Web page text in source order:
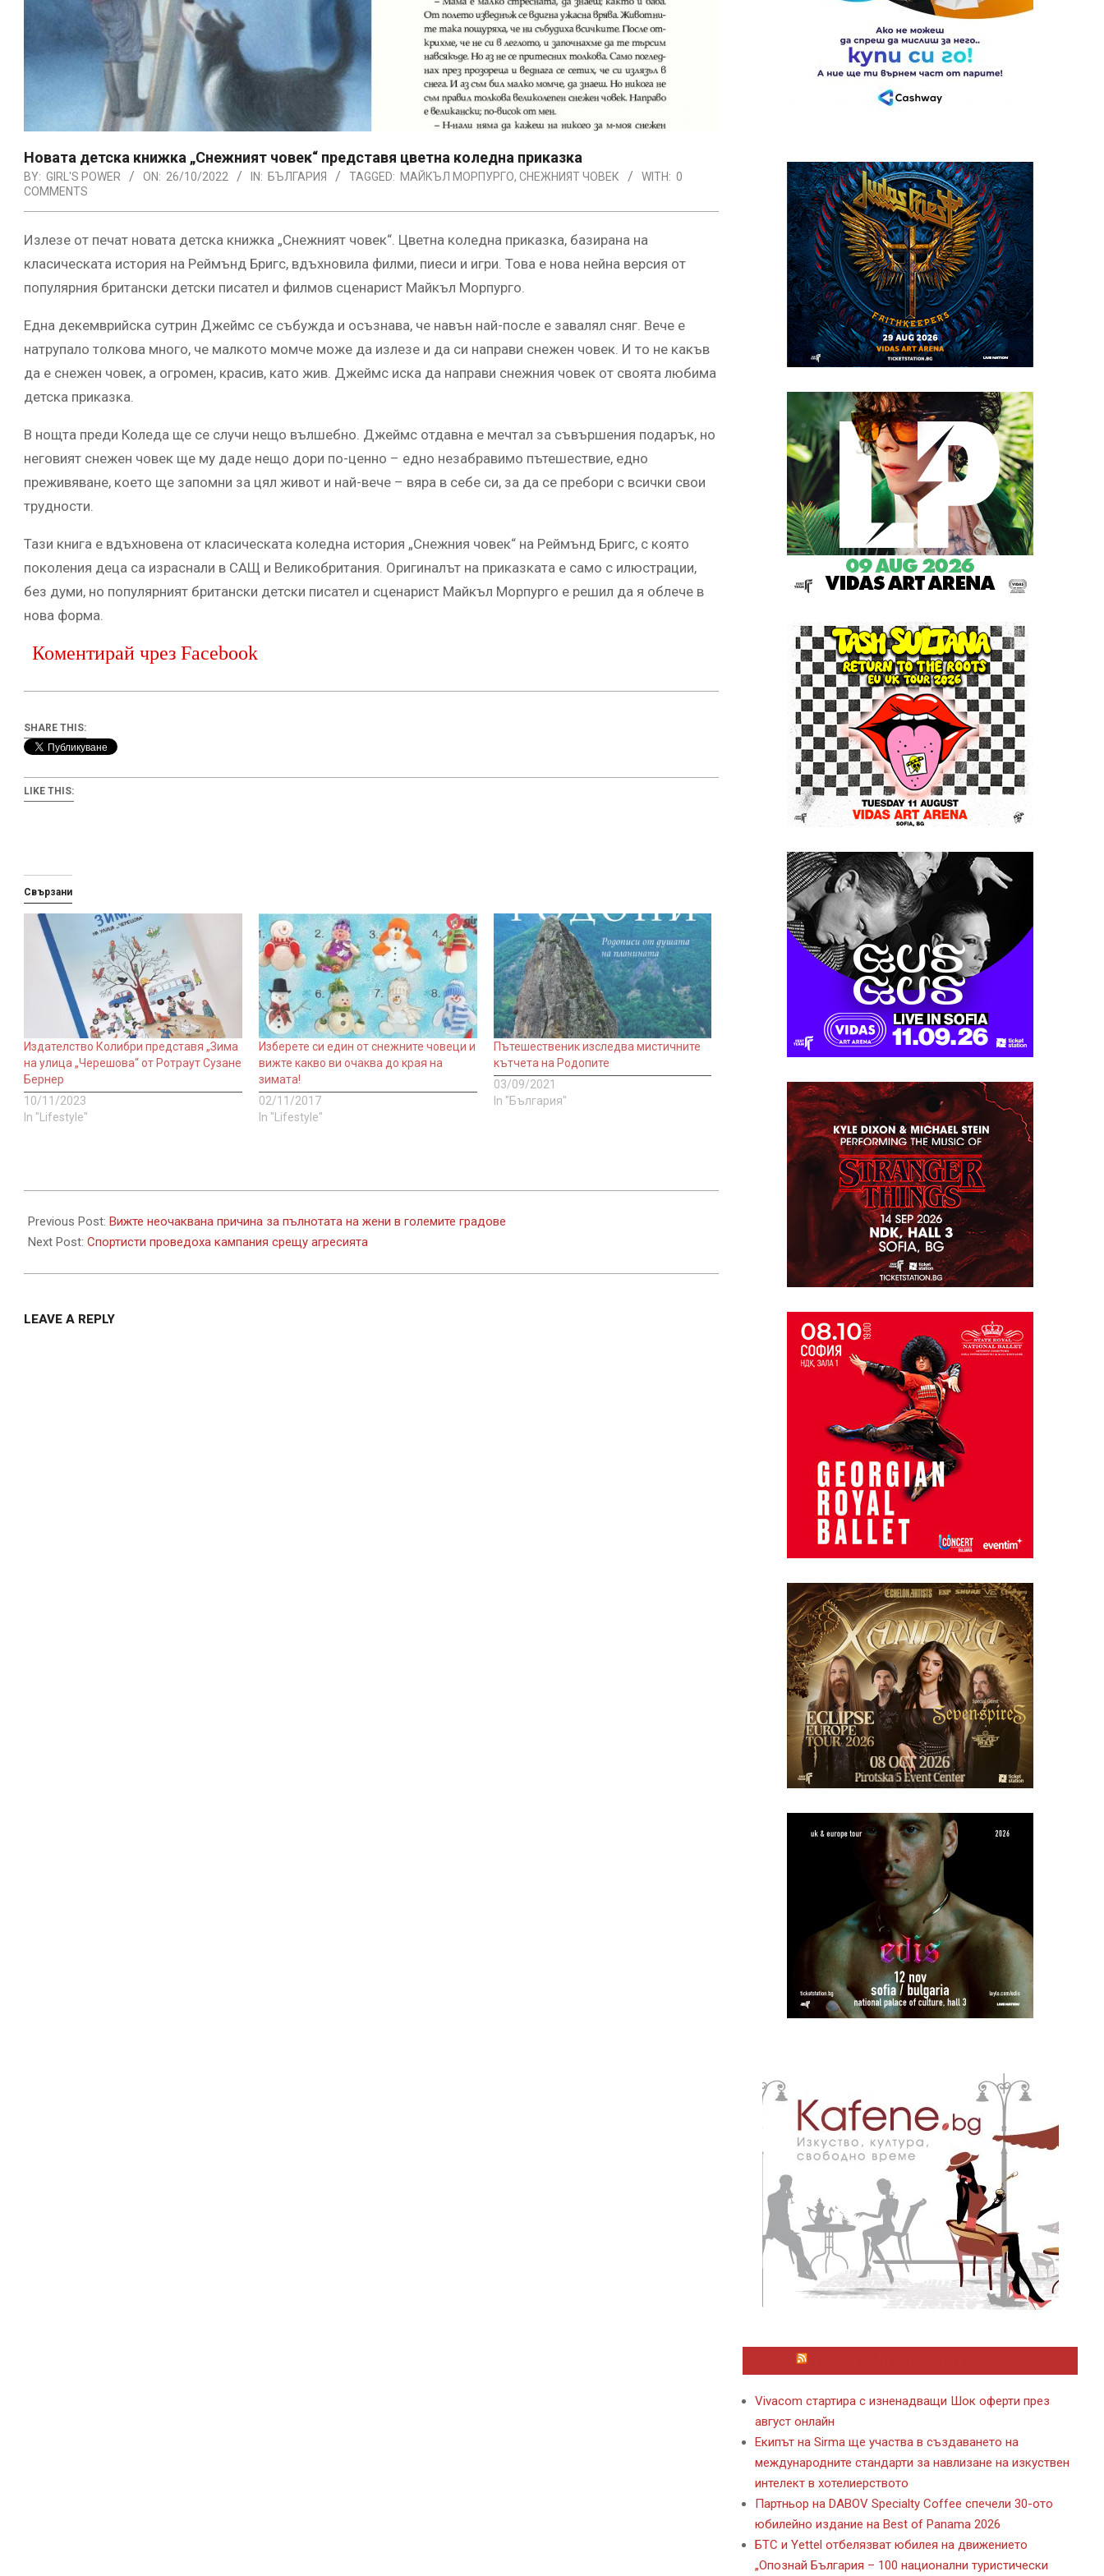
Новата детска книжка „Снежният човек“ представя цветна коледна приказка
BY: GIRL'S POWER ON: 26/10/2022 IN: БЪЛГАРИЯ TAGGED: МАЙКЪЛ МОРПУРГО, СНЕЖНИЯТ ЧОВЕК WITH: 0
COMMENTS
Излезе от печат новата детска книжка „Снежният човек“. Цветна коледна приказка, базирана на
класическата история на Реймънд Бригс, вдъхновила филми, пиеси и игри. Това е нова нейна версия от
популярния британски детски писател и филмов сценарист Майкъл Морпурго.
Една декемврийска сутрин Джеймс се събужда и осъзнава, че навън най-после е завалял сняг. Вече е
натрупало толкова много, че малкото момче може да излезе и да си направи снежен човек. И то не какъв
да е снежен човек, а огромен, красив, като жив. Джеймс иска да направи снежния човек от своята любима
детска приказка.
В нощта преди Коледа ще се случи нещо вълшебно. Джеймс отдавна е мечтал за съвършения подарък, но
неговият снежен човек ще му даде нещо дори по-ценно – едно незабравимо пътешествие, едно
преживяване, което ще запомни за цял живот и най-вече – вяра в себе си, за да се пребори с всички свои
трудности.
Тази книга е вдъхновена от класическата коледна история „Снежния човек“ на Реймънд Бригс, с която
поколения деца са израснали в САЩ и Великобритания. Оригиналът на приказката е само с илюстрации,
без думи, но популярният британски детски писател и сценарист Майкъл Морпурго е решил да я облече в
нова форма.
Коментирай чрез Facebook
SHARE THIS:
LIKE THIS:
Свързани
Издателство Колибри представя „Зима
на улица „Черешова“ от Ротраут Сузане
Бернер
10/11/2023
In "Lifestyle"
Изберете си един от снежните човеци и
вижте какво ви очаква до края на
зимата!
02/11/2017
In "Lifestyle"
Пътешественик изследва мистичните
кътчета на Родопите
03/09/2021
In "България"
10-
26
Previous Post: Вижте неочаквана причина за пълнотата на жени в големите градове
Next Post: Спортисти проведоха кампания срещу агресията
LEAVE A REPLY
Vivacom стартира с изненадващи Шок оферти през
август онлайн
Екипът на Sirma ще участва в създаването на
международните стандарти за навлизане на изкуствен
интелект в хотелиерството
Партньор на DABOV Specialty Coffee спечели 30-ото
юбилейно издание на Best of Panama 2026
БТС и Yettel отбелязват юбилея на движението
„Опознай България – 100 национални туристически